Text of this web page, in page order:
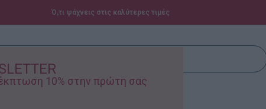
10% στην πρώτη σας
Ό,τι ψάχνεις στις καλύτερες τιμές